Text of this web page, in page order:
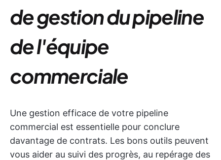
de gestion du pipeline
de l'équipe
commerciale
Une gestion efficace de votre pipeline
commercial est essentielle pour conclure
davantage de contrats. Les bons outils peuvent
vous aider au suivi des progrès, au repérage des